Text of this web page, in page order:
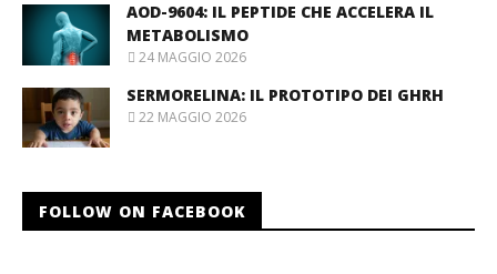
AOD-9604: IL PEPTIDE CHE ACCELERA IL
METABOLISMO
24 MAGGIO 2026
SERMORELINA: IL PROTOTIPO DEI GHRH
22 MAGGIO 2026
FOLLOW ON FACEBOOK